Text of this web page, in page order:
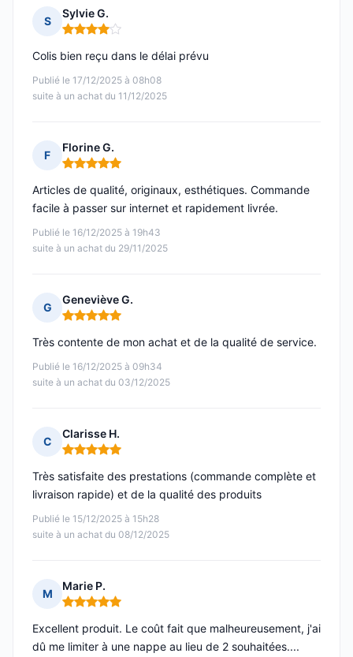
S
Sylvie G.
Note : 4 sur 5
Publié le 17/12/2025 à 08h08
suite à un achat du 11/12/2025
Colis bien reçu dans le délai prévu
F
Florine G.
Note : 5 sur 5
Publié le 16/12/2025 à 19h43
suite à un achat du 29/11/2025
Articles de qualité, originaux, esthétiques. Commande
facile à passer sur internet et rapidement livrée.
G
Geneviève G.
Note : 5 sur 5
Publié le 16/12/2025 à 09h34
suite à un achat du 03/12/2025
Très contente de mon achat et de la qualité de service.
C
Clarisse H.
Note : 5 sur 5
Publié le 15/12/2025 à 15h28
suite à un achat du 08/12/2025
Très satisfaite des prestations (commande complète et
livraison rapide) et de la qualité des produits
M
Marie P.
Note : 5 sur 5
Excellent produit. Le coût fait que malheureusement, j'ai
dû me limiter à une nappe au lieu de 2 souhaitées....